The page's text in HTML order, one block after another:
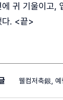
에 귀 기울이고,
다. <끝>
웰컴저축銀, 예